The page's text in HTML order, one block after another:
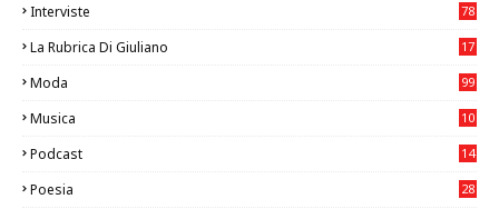
Interviste 78
La Rubrica Di Giuliano
17
Moda 99
Musica
10
Podcast 14
Poesia 28